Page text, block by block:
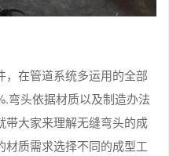
，在管道系统多运用的全部
弯头依据材质以及制造办法
带大家来理解无缝弯头的成
材质需求选择不同的成型工